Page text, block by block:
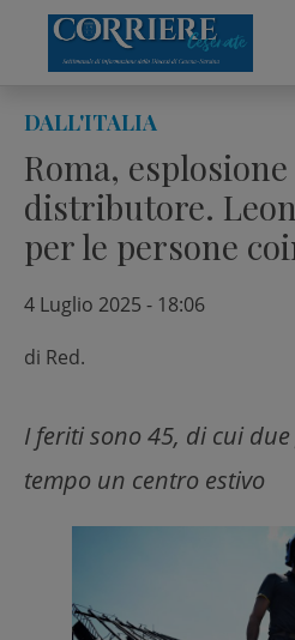
content
DALL'ITALIA
Roma,
distributore.
per le persone
4 Luglio 2025 - 18:06
di Red.
I feriti sono 45, di cui
tempo un centro estivo